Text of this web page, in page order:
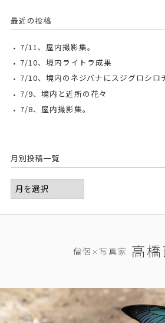
最近の投稿
7/11、屋内撮影集。
7/10、境内ライトラ成果
7/10、境内のネジバナにスジグロシロ
7/9、境内と近所の花々
7/8、屋内撮影集。
月別投稿一覧